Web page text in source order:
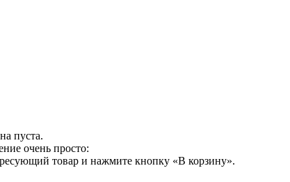
пуста.
очень просто:
товар и нажмите кнопку «В корзину».